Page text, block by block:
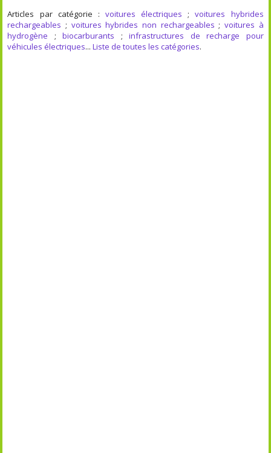
Articles par catégorie : voitures électriques ;voitures hybrides
rechargeables ; voitures hybrides non rechargeables ; voitures à
hydrogène ;biocarburants ;infrastructures de recharge pour
véhicules électriques...Liste de toutes les catégories.